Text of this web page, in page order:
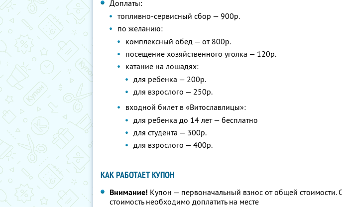
Доплаты:
топливно-сервисный сбор — 900р.
по желанию:
комплексный обед — от 800р.
посещение хозяйственного уголка — 120р.
катание на лошадях:
для ребенка — 200р.
для взрослого — 250р.
входной билет в «Витославлицы»:
для ребенка до 14 лет — бесплатно
для студента — 300р.
для взрослого — 400р.
КАК РАБОТАЕТ КУПОН
Внимание! Купон — первоначальный взнос от общей стоимости.
стоимость необходимо доплатить на месте